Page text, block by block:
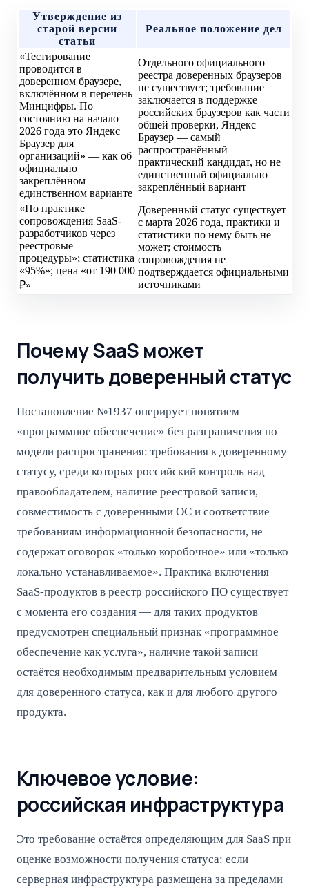
Утверждение из
старой версии
статьи
Реальное положение дел
«Тестирование
проводится в
доверенном браузере,
включённом в перечень
Минцифры. По
состоянию на начало
2026 года это Яндекс
Браузер для
организаций» — как об
официально
закреплённом
единственном варианте
Отдельного официального
реестра доверенных браузеров
не существует; требование
заключается в поддержке
российских браузеров как части
общей проверки, Яндекс
Браузер — самый
распространённый
практический кандидат, но не
единственный официально
закреплённый вариант
«По практике
сопровождения SaaS-
разработчиков через
реестровые
процедуры»; статистика
«95%»; цена «от 190 000
₽»
Доверенный статус существует
с марта 2026 года, практики и
статистики по нему быть не
может; стоимость
сопровождения не
подтверждается официальными
источниками
Почему SaaS может
получить доверенный статус
Постановление №1937 оперирует понятием
«программное обеспечение» без разграничения по
модели распространения: требования к доверенному
статусу, среди которых российский контроль над
правообладателем, наличие реестровой записи,
совместимость с доверенными ОС и соответствие
требованиям информационной безопасности, не
содержат оговорок «только коробочное» или «только
локально устанавливаемое». Практика включения
SaaS-продуктов в реестр российского ПО существует
с момента его создания — для таких продуктов
предусмотрен специальный признак «программное
обеспечение как услуга», наличие такой записи
остаётся необходимым предварительным условием
для доверенного статуса, как и для любого другого
продукта.
Ключевое условие:
российская инфраструктура
Это требование остаётся определяющим для SaaS при
оценке возможности получения статуса: если
серверная инфраструктура размещена за пределами